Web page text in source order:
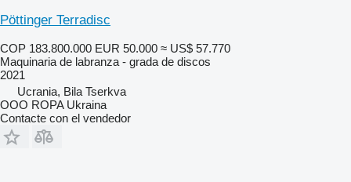
Pöttinger Terradisc
COP 183.800.000 EUR 50.000 ≈ US$ 57.770
Maquinaria de labranza - grada de discos
2021
Ucrania, Bila Tserkva
OOO ROPA Ukraina
Contacte con el vendedor